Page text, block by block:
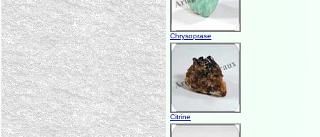
Chrysoprase
Citrine